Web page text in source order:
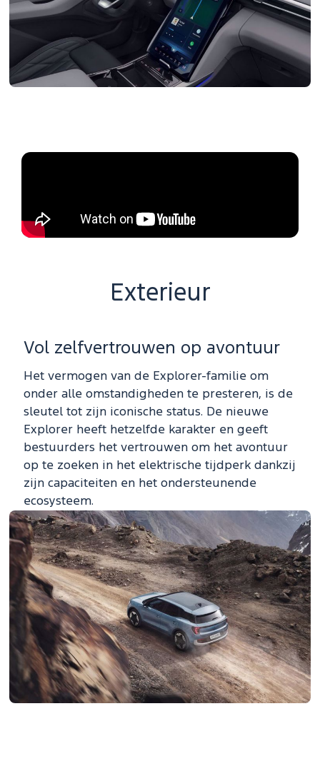
Exterieur
Vol zelfvertrouwen op avontuur
Het vermogen van de Explorer-familie om
onder alle omstandigheden te presteren, is de
sleutel tot zijn iconische status. De nieuwe
Explorer heeft hetzelfde karakter en geeft
bestuurders het vertrouwen om het avontuur
op te zoeken in het elektrische tijdperk dankzij
zijn capaciteiten en het ondersteunende
ecosysteem.